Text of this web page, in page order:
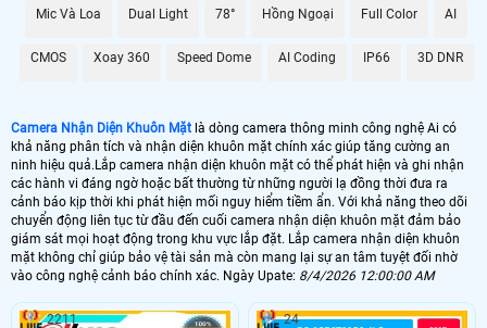
Mic Và Loa Dual Light 78° Hồng Ngoại Full Color AI
CMOS Xoay 360 Speed Dome AI Coding IP66 3D DNR
Camera Nhận Diện Khuôn Mặt là dòng camera thông minh công nghệ Ai có
khả năng phân tích và nhận diện khuôn mặt chính xác giúp tăng cường an
ninh hiệu quả.Lắp camera nhận diện khuôn mặt có thể phát hiện và ghi nhận
các hành vi đáng ngờ hoặc bất thường từ những người lạ đồng thời đưa ra
cảnh báo kịp thời khi phát hiện mối nguy hiểm tiềm ẩn. Với khả năng theo dõi
chuyển động liên tục từ đầu đến cuối camera nhận diện khuôn mặt đảm bảo
giám sát mọi hoạt động trong khu vực lắp đặt. Lắp camera nhận diện khuôn
mặt không chỉ giúp bảo vệ tài sản mà còn mang lại sự an tâm tuyệt đối nhờ
vào công nghệ cảnh báo chính xác. Ngày Upate: 8/4/2026 12:00:00 AM
2211 24